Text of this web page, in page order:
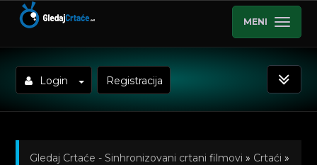
MENI
Login Registracija
Gledaj Crtaće - Sinhronizovani crtani filmovi » Crtaći »